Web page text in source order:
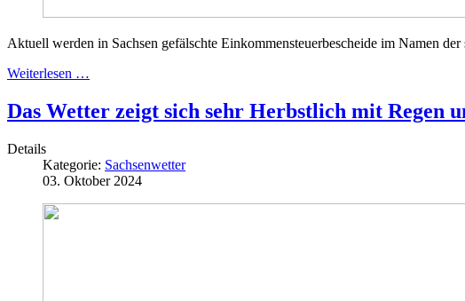
Aktuell werden in Sachsen gefälschte Einkommensteuerbescheide im Namen
Weiterlesen …
Das Wetter zeigt sich sehr Herbstlich mit Regen
Details
Kategorie: Sachsenwetter
03. Oktober 2024